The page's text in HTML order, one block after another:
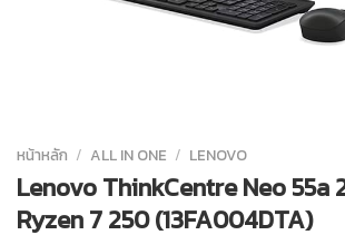
หน้าหลัก / ALL IN ONE / LENOVO
Lenovo ThinkCentre Neo 55a
Ryzen 7 250 (13FA004DTA)